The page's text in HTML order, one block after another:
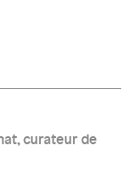
curateur de